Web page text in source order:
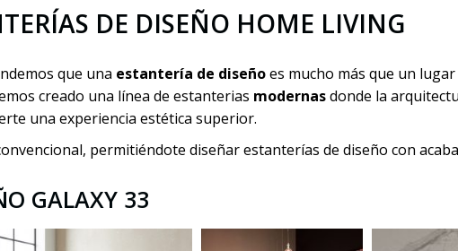
DE DISEÑO HOME LIVING
que una estantería de diseñoes mucho más que un
creado una línea de estanterias modernasdonde la
una experiencia estética superior.
permitiéndote diseñar estanterías de diseño con
GALAXY 33